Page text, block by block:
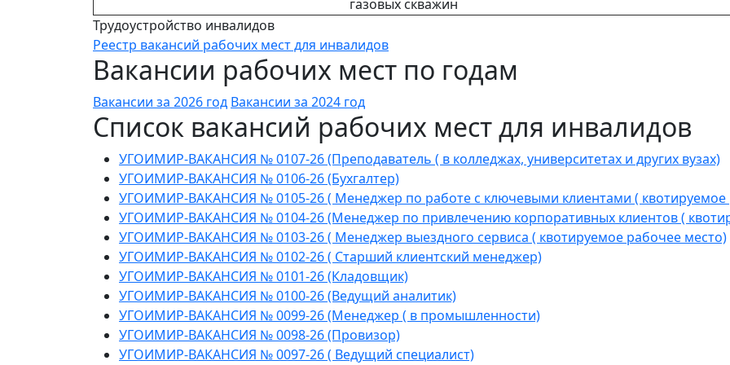
газовых скважин
Трудоустройство инвалидов
Реестр вакансий рабочих мест для инвалидов
Вакансии рабочих мест по годам
Вакансии за 2026 год Вакансии за 2024 год
Список вакансий рабочих мест для инвалидов
УГОИМИР-ВАКАНСИЯ № 0107-26 (Преподаватель ( в колледжах, университетах и других вузах)
УГОИМИР-ВАКАНСИЯ № 0106-26 (Бухгалтер)
УГОИМИР-ВАКАНСИЯ № 0105-26 ( Менеджер по работе с ключевыми клиентами ( квотируемое
УГОИМИР-ВАКАНСИЯ № 0104-26 (Менеджер по привлечению корпоративных клиентов (
УГОИМИР-ВАКАНСИЯ № 0103-26 ( Менеджер выездного сервиса ( квотируемое рабочее место)
УГОИМИР-ВАКАНСИЯ № 0102-26 ( Старший клиентский менеджер)
УГОИМИР-ВАКАНСИЯ № 0101-26 (Кладовщик)
УГОИМИР-ВАКАНСИЯ № 0100-26 (Ведущий аналитик)
УГОИМИР-ВАКАНСИЯ № 0099-26 (Менеджер ( в промышленности)
УГОИМИР-ВАКАНСИЯ № 0098-26 (Провизор)
УГОИМИР-ВАКАНСИЯ № 0097-26 ( Ведущий специалист)